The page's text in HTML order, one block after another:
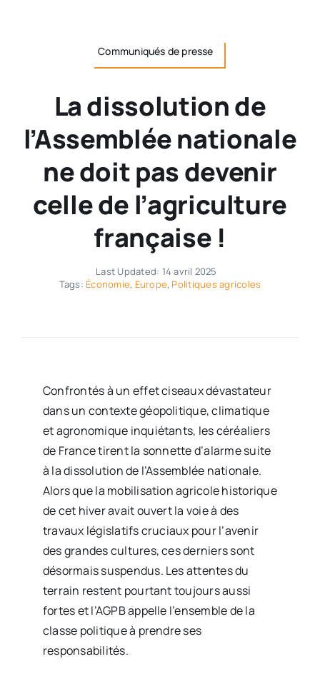
Communiqués de presse
La dissolution de
l’Assemblée nationale
ne doit pas devenir
celle de l’agriculture
française !
Last Updated: 14 avril 2025
Tags: Économie, Europe, Politiques agricoles
Confrontés à un effet ciseaux dévastateur
dans un contexte géopolitique, climatique
et agronomique inquiétants, les céréaliers
de France tirent la sonnette d’alarme suite
à la dissolution de l’Assemblée nationale.
Alors que la mobilisation agricole historique
de cet hiver avait ouvert la voie à des
travaux législatifs cruciaux pour l’avenir
des grandes cultures, ces derniers sont
désormais suspendus. Les attentes du
terrain restent pourtant toujours aussi
fortes et l’AGPB appelle l’ensemble de la
classe politique à prendre ses
responsabilités.